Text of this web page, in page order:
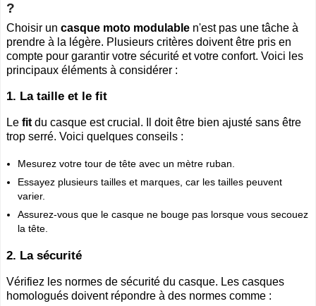
?
Choisir uncasque moto modulable n'est pas une tâche à
prendre à la légère. Plusieurs critères doivent être pris en
compte pour garantir votre sécurité et votre confort. Voici les
principaux éléments à considérer :
1. La taille et le fit
Lefit du casque est crucial. Il doit être bien ajusté sans être
trop serré. Voici quelques conseils :
Mesurez votre tour de tête avec un mètre ruban.
Essayez plusieurs tailles et marques, car les tailles peuvent
varier.
Assurez-vous que le casque ne bouge pas lorsque vous secouez
la tête.
2. La sécurité
Vérifiez les normes de sécurité du casque. Les casques
homologués doivent répondre à des normes comme :